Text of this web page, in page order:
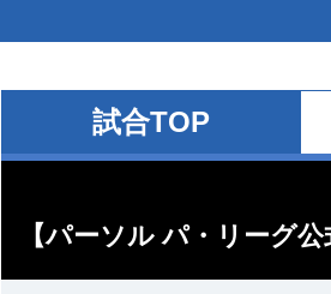
試合TOP
【パーソル パ・リーグ